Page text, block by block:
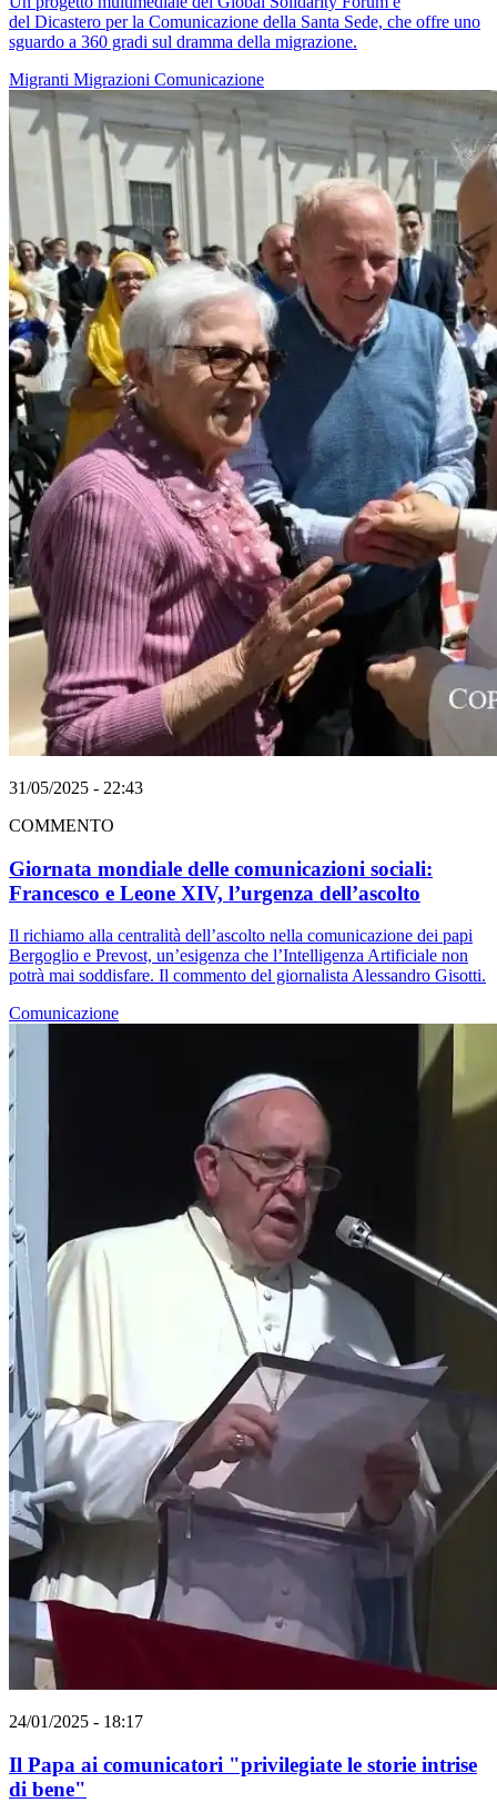
del Dicastero per la Comunicazione della Santa Sede, che offre uno
sguardo a 360 gradi sul dramma della migrazione.
Migranti Migrazioni Comunicazione
31/05/2025 - 22:43
COMMENTO
Giornata mondiale delle comunicazioni sociali:
Francesco e Leone XIV, l’urgenza dell’ascolto
Il richiamo alla centralità dell’ascolto nella comunicazione dei papi
Bergoglio e Prevost, un’esigenza che l’Intelligenza Artificiale non
potrà mai soddisfare. Il commento del giornalista Alessandro Gisotti.
Comunicazione
24/01/2025 - 18:17
Il Papa ai comunicatori "privilegiate le storie intrise
di bene"